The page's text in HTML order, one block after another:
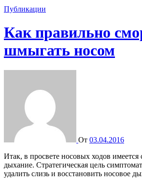
Публикации
Как правильно
шмыгать носом
От 03.04.2016
Итак, в просвете носовых ходов имеется слизь, затрудняющая
дыхание. Стратегическая цель
удалить слизь и восстановить носовое